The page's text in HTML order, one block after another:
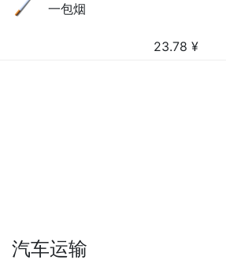
一包烟
23.78 ¥
汽车运输